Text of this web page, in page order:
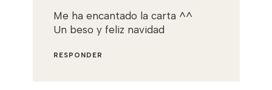
Me ha encantado la carta ^^
Un beso y feliz navidad
RESPONDER